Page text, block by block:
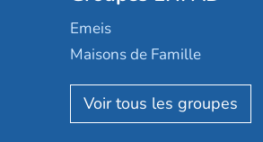
Domusvi
Happy Senior
Aquarelia
Nexity edenea
Emeis
Maisons de Famille
Korian
Emera